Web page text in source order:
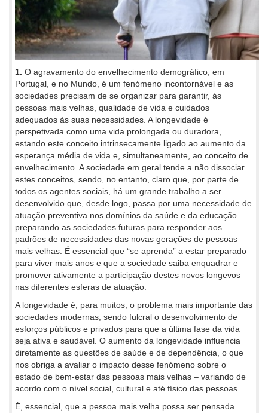
1. O agravamento do envelhecimento demográfico, em
Portugal, e no Mundo, é um fenómeno incontornável e as
sociedades precisam de se organizar para garantir, às
pessoas mais velhas, qualidade de vida e cuidados
adequados às suas necessidades. A longevidade é
perspetivada como uma vida prolongada ou duradora,
estando este conceito intrinsecamente ligado ao aumento da
esperança média de vida e, simultaneamente, ao conceito de
envelhecimento. A sociedade em geral tende a não dissociar
estes conceitos, sendo, no entanto, claro que, por parte de
todos os agentes sociais, há um grande trabalho a ser
desenvolvido que, desde logo, passa por uma necessidade de
atuação preventiva nos domínios da saúde e da educação
preparando as sociedades futuras para responder aos
padrões de necessidades das novas gerações de pessoas
mais velhas. É essencial que “se aprenda” a estar preparado
para viver mais anos e que a sociedade saiba enquadrar e
promover ativamente a participação destes novos longevos
nas diferentes esferas de atuação.
A longevidade é, para muitos, o problema mais importante das
sociedades modernas, sendo fulcral o desenvolvimento de
esforços públicos e privados para que a última fase da vida
seja ativa e saudável. O aumento da longevidade influencia
diretamente as questões de saúde e de dependência, o que
nos obriga a avaliar o impacto desse fenómeno sobre o
estado de bem-estar das pessoas mais velhas – variando de
acordo com o nível social, cultural e até físico das pessoas.
É, essencial, que a pessoa mais velha possa ser pensada